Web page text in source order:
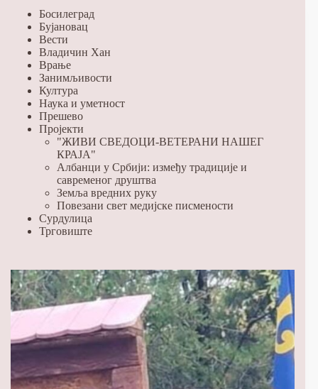
Босилеград
Бујановац
Вести
Владичин Хан
Врање
Занимљивости
Култура
Наука и уметност
Прешево
Пројекти
"ЖИВИ СВЕДОЦИ-ВЕТЕРАНИ НАШЕГ
КРАЈА"
Албанци у Србији: између традиције и
савременог друштва
Земља вредних руку
Повезани свет медијске писмености
Сурдулица
Трговиште